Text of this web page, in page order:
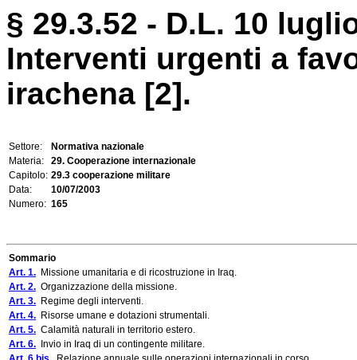
§ 29.3.52 - D.L. 10
Interventi urgenti a
irachena [2].
Settore:
Normativa nazionale
Materia:
29. Cooperazione internazionale
Capitolo: 29.3 cooperazione militare
Data:
10/07/2003
Numero: 165
Sommario
Art. 1. Missione umanitaria e di ricostruzione in Iraq.
Art. 2. Organizzazione della missione.
Art. 3. Regime degli interventi.
Art. 4. Risorse umane e dotazioni strumentali.
Art. 5. Calamità naturali in territorio estero.
Art. 6. Invio in Iraq di un contingente militare.